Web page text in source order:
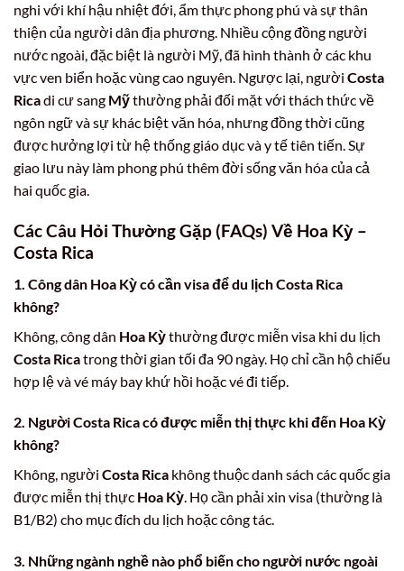
nghi với khí hậu nhiệt đới, ẩm thực phong phú và sự thân
thiện của người dân địa phương. Nhiều cộng đồng người
nước ngoài, đặc biệt là người Mỹ, đã hình thành ở các khu
vực ven biển hoặc vùng cao nguyên. Ngược lại, người Costa
Ricadi cư sang Mỹthường phải đối mặt với thách thức về
ngôn ngữ và sự khác biệt văn hóa, nhưng đồng thời cũng
được hưởng lợi từ hệ thống giáo dục và y tế tiên tiến. Sự
giao lưu này làm phong phú thêm đời sống văn hóa của cả
hai quốc gia.
Các Câu Hỏi Thường Gặp (FAQs) Về Hoa Kỳ –
Costa Rica
1. Công dân Hoa Kỳ có cần visa để du lịch Costa Rica
không?
Không, công dân Hoa Kỳthường được miễn visa khi du lịch
Costa Ricatrong thời gian tối đa 90 ngày. Họ chỉ cần hộ chiếu
hợp lệ và vé máy bay khứ hồi hoặc vé đi tiếp.
2. Người Costa Rica có được miễn thị thực khi đến Hoa Kỳ
không?
Không, người Costa Rica không thuộc danh sách các quốc gia
được miễn thị thực Hoa Kỳ. Họ cần phải xin visa (thường là
B1/B2) cho mục đích du lịch hoặc công tác.
3. Những ngành nghề nào phổ biến cho người nước ngoài